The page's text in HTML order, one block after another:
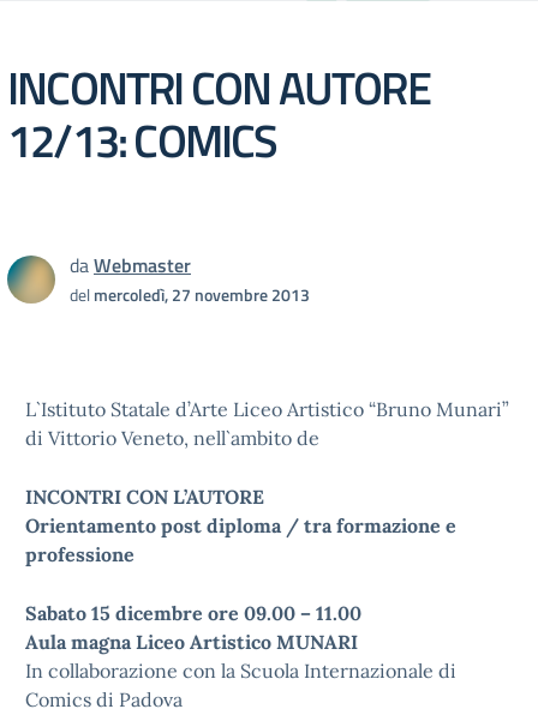
INCONTRI CON AUTORE
12/13: COMICS
daWebmaster
delmercoledì, 27 novembre 2013
L`Istituto Statale d’Arte Liceo Artistico “Bruno Munari”
di Vittorio Veneto, nell`ambito de
INCONTRI CON L’AUTORE
Orientamento post diploma / tra formazione e
professione
Sabato 15 dicembre ore 09.00 – 11.00
Aula magna Liceo Artistico MUNARI
In collaborazione con la Scuola Internazionale di
Comics di Padova